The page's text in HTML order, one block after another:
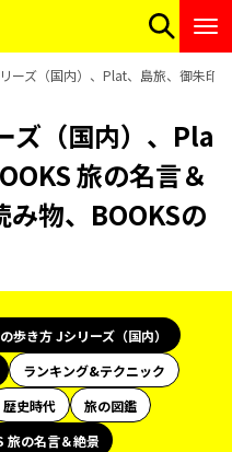
ーズ（国内）、Plat、島旅、御朱印
ズ（国内）、Pla
旅の名言＆
み物、BOOKSの
歩き方 Jシリーズ（国内）
ランキング&テクニック
歴史時代
旅の図鑑
旅の名言＆絶景